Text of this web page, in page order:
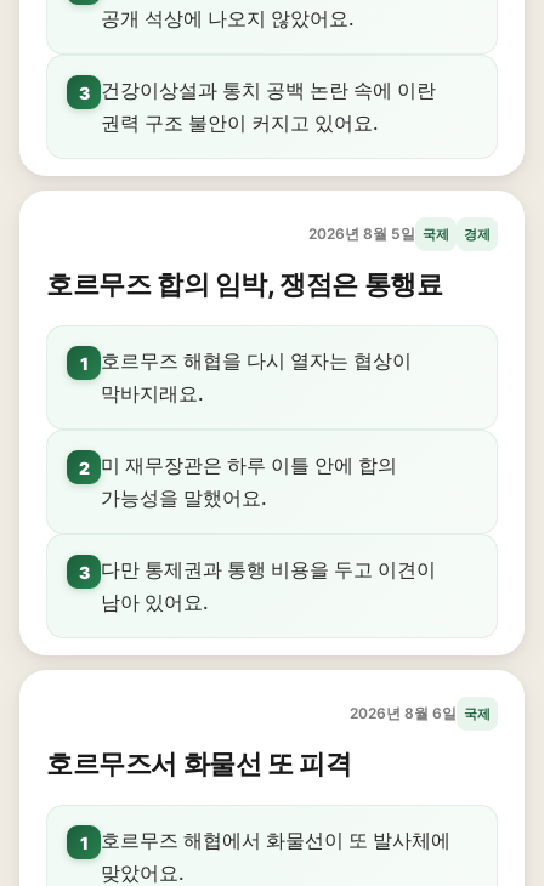
공개 석상에 나오지 않았어요.
3
건강이상설과 통치 공백 논란 속에 이란
권력 구조 불안이 커지고 있어요.
2026년 8월 5일 국제 경제
호르무즈 합의 임박, 쟁점은 통행료
1
호르무즈 해협을 다시 열자는 협상이
막바지래요.
2
미 재무장관은 하루 이틀 안에 합의
가능성을 말했어요.
3
다만 통제권과 통행 비용을 두고 이견이
남아 있어요.
2026년 8월 6일 국제
호르무즈서 화물선 또 피격
1
호르무즈 해협에서 화물선이 또 발사체에
맞았어요.